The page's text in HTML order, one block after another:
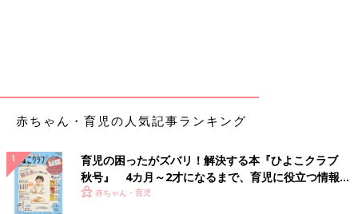
赤ちゃん・育児の人気記事ランキング
育児の困ったがズバリ！解決する本『ひよこクラブ
秋号』 4カ月～2才になるまで、育児に役立つ情報が
いっぱい！
赤ちゃん・育児